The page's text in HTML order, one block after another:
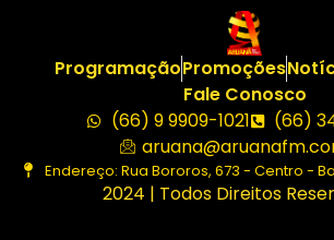
ProgramaçãoPromoções
Fale Conosco
(66) 9 9909-1021
(66)
Endereço: Rua Bororos, 673 - Centro -
2024 | Todos Direitos